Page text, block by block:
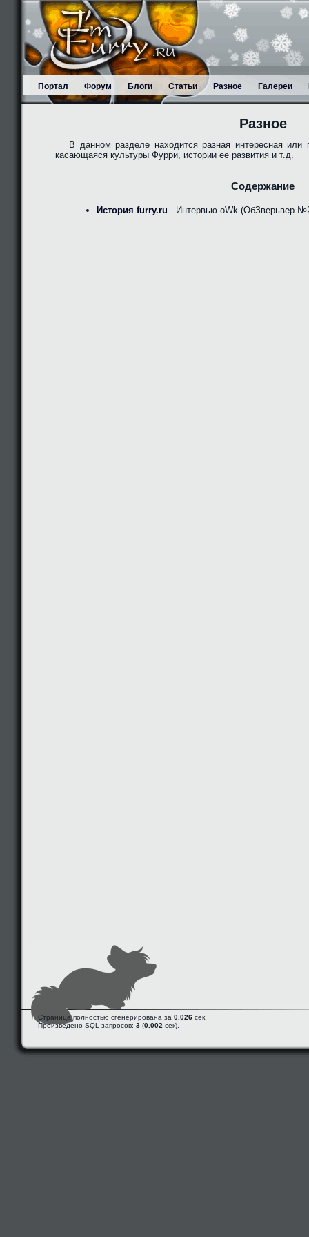
Портал Форум Блоги Статьи Разное Галереи
Разное
В данном разделе находится разная интересная
касающаяся культуры Фурри, истории ее развития и т.д.
Содержание
История furry.ru - Интервью oWk (ОбЗверьвер
Страница полностью сгенерирована за 0.026 сек.
Произведено SQL запросов: 3 (0.002 сек).